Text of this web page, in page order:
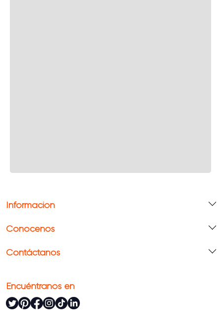
Información
Conócenos
Contáctanos
Encuéntranos en